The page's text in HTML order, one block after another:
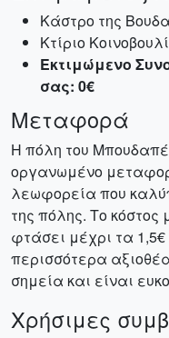
Κάστρο της
Κτίριο
Εκτιμώμενο
σας: 0€
Μεταφορά
Η πόλη του
οργανωμένο
λεωφορεία που
της πόλης. Το
φτάσει μέχρι τα 1,5€
περισσότερα
σημεία και είναι
Χρήσιμες